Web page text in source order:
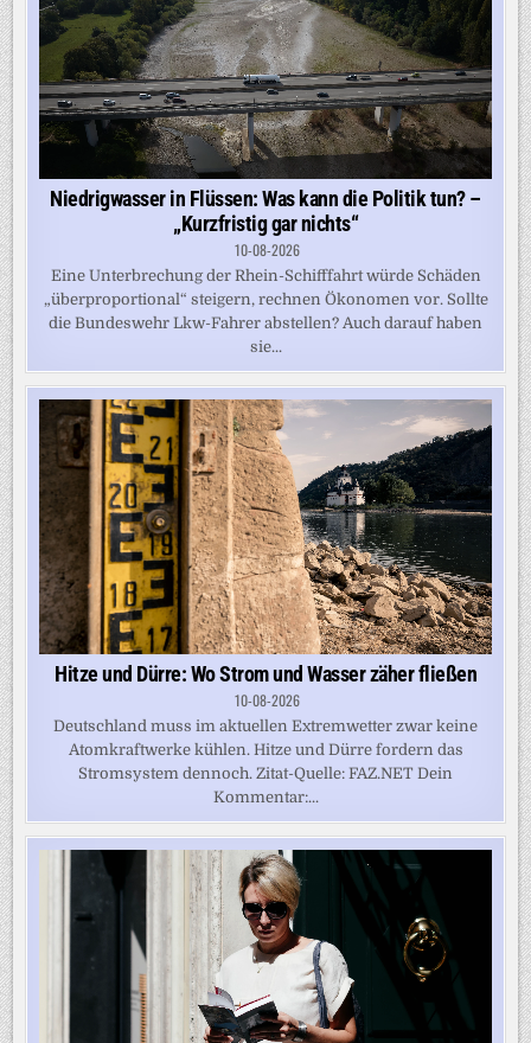
Niedrigwasser in Flüssen: Was kann die Politik tun? –
„Kurzfristig gar nichts“
10-08-2026
Eine Unterbrechung der Rhein-Schifffahrt würde Schäden
„überproportional“ steigern, rechnen Ökonomen vor. Sollte
die Bundeswehr Lkw-Fahrer abstellen? Auch darauf haben
sie...
Hitze und Dürre: Wo Strom und Wasser zäher fließen
10-08-2026
Deutschland muss im aktuellen Extremwetter zwar keine
Atomkraftwerke kühlen. Hitze und Dürre fordern das
Stromsystem dennoch. Zitat-Quelle: FAZ.NET Dein
Kommentar:...